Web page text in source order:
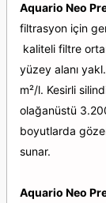
Aquario Neo
filtrasyon için
kaliteli filtre
yüzey alanı
m²/l. Kesirli
olağanüstü
boyutlarda
sunar.
Aquario Neo